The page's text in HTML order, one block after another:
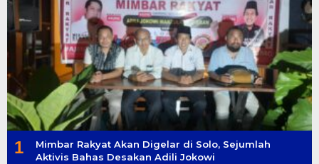
1
Mimbar Rakyat Akan Digelar di Solo, Sejumlah
Aktivis Bahas Desakan Adili Jokowi